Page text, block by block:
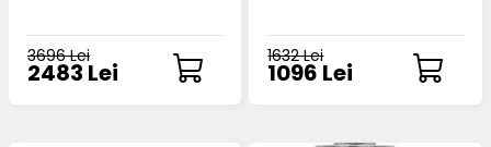
3696 Lei
2483 Lei
1632 Lei
1096 Lei